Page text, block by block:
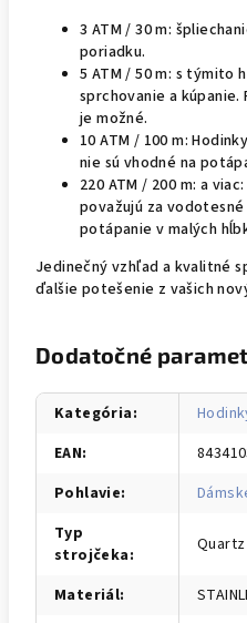
3 ATM / 30 m:
poriadku.
5 ATM / 50 m: s týmito
sprchovanie a
je možné.
10 ATM / 100 m:
nie sú vhodné na
220 ATM / 200 m: a
považujú za
potápanie v malých
Jedinečný vzhľad a kvalitné
ďalšie potešenie z vašich
Dodatočné
Kategória:
EAN:
Pohlavie:
Typ
strojčeka:
Materiál: